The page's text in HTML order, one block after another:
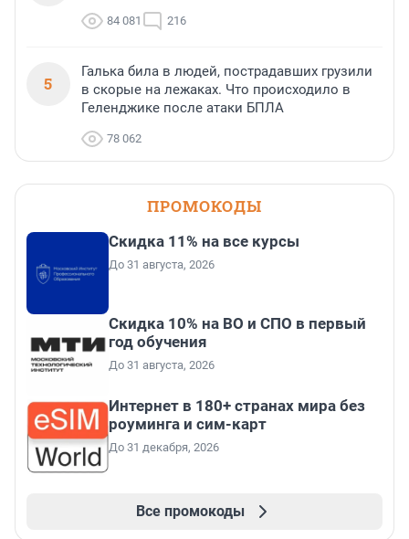
84 081 216
5
Галька била в людей, пострадавших грузили
в скорые на лежаках. Что происходило в
Геленджике после атаки БПЛА
78 062
ПРОМОКОДЫ
Скидка 11% на все курсы
До 31 августа, 2026
Скидка 10% на ВО и СПО в первый
год обучения
До 31 августа, 2026
Интернет в 180+ странах мира без
роуминга и сим-карт
До 31 декабря, 2026
Все промокоды